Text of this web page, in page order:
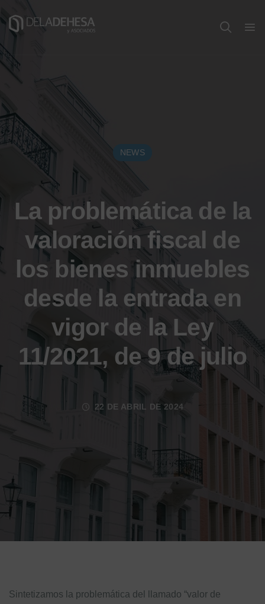
NEWS
La problemática de la
valoración fiscal de
los bienes inmuebles
desde la entrada en
vigor de la Ley
11/2021, de 9 de julio
22 DE ABRIL DE 2024
Sintetizamos la problemática del llamado “valor de